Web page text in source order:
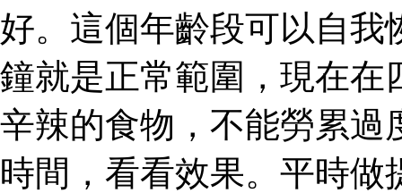
好。這個年齡段可以自我
鐘就是正常範圍，現在在
辛辣的食物，不能勞累過
時間，看看效果。平時